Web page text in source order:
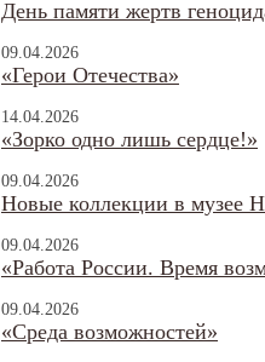
День памяти жертв
09.04.2026
«Герои Отечества»
14.04.2026
«Зорко одно лишь сердце!»
09.04.2026
Новые коллекции в музее
09.04.2026
«Работа России. Время
09.04.2026
«Среда возможностей»